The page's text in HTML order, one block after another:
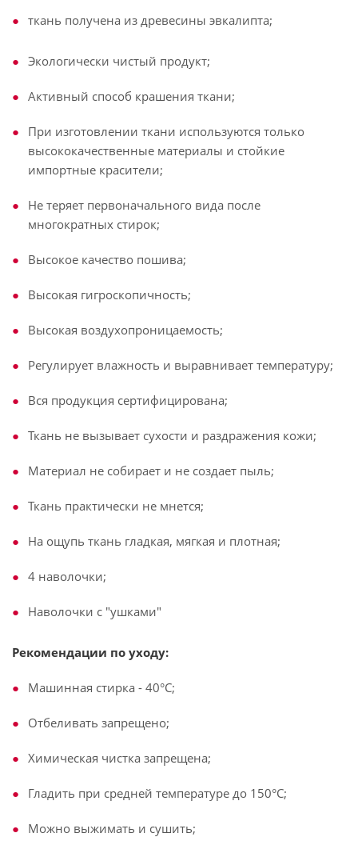
ткань получена из древесины эвкалипта;
Экологически чистый продукт;
Активный способ крашения ткани;
При изготовлении ткани используются только
высококачественные материалы и стойкие
импортные красители;
Не теряет первоначального вида после
многократных стирок;
Высокое качество пошива;
Высокая гигроскопичность;
Высокая воздухопроницаемость;
Регулирует влажность и выравнивает температуру;
Вся продукция сертифицирована;
Ткань не вызывает сухости и раздражения кожи;
Материал не собирает и не создает пыль;
Ткань практически не мнется;
На ощупь ткань гладкая, мягкая и плотная;
4 наволочки;
Наволочки с "ушками"
Рекомендации по уходу:
Машинная стирка - 40°C;
Отбеливать запрещено;
Химическая чистка запрещена;
Гладить при средней температуре до 150°С;
Можно выжимать и сушить;